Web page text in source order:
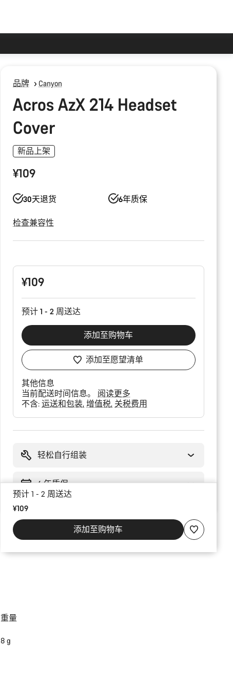
品牌 Canyon
Acros AzX 214 Headset
Cover
新品上架
¥109
30天退货 6年质保
检查兼容性
配
¥109
预计 1 - 2 周送达
添加至购物车
添加至愿望清单
其他信息
当前配送时间信息。 阅读更多
不含: 运送和包装 增值税 关税费用
轻松自行组装
6 年质保
预计 1 - 2 周送达
¥109
添加至购物车
重量
8 g